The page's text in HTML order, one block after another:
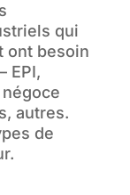
qui
ont besoin
EPI,
autres.
de